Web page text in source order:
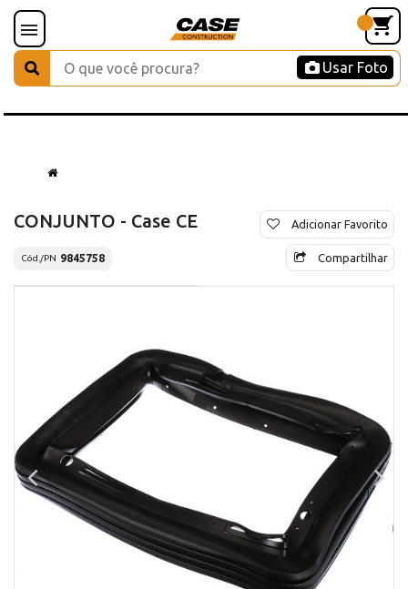
Usar Foto
CONJUNTO - Case CE
Cód./PN 9845758
Adicionar Favorito
Compartilhar